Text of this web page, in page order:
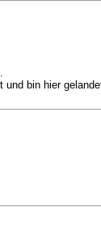
und bin hier